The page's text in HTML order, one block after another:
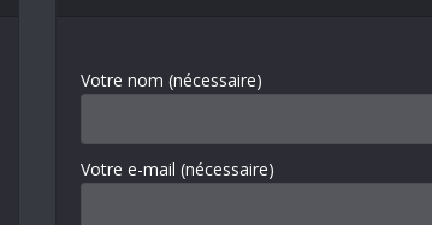
Votre nom (nécessaire)
Votre e-mail (nécessaire)